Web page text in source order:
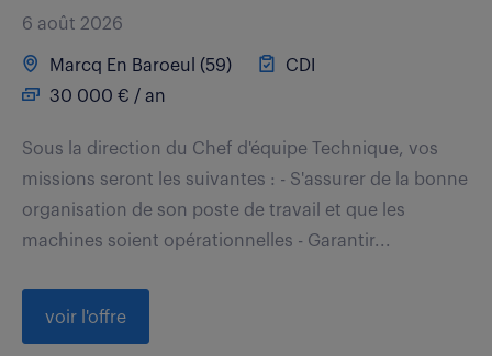
6 août 2026
Marcq En Baroeul (59)
CDI
30 000 € / an
Sous la direction du Chef d'équipe Technique, vos
missions seront les suivantes : - S'assurer de la bonne
organisation de son poste de travail et que les
machines soient opérationnelles - Garantir...
voir l'offre